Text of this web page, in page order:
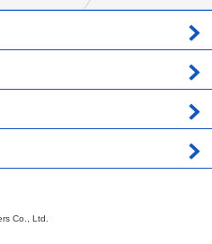
Co., Ltd.